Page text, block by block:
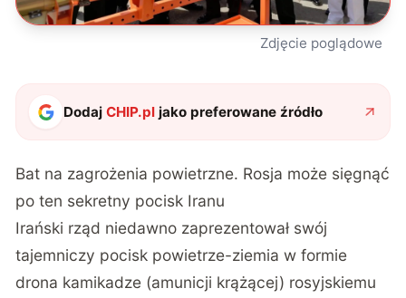
Zdjęcie poglądowe
DodajCHIP.pl jako preferowane źródło
Bat na zagrożenia powietrzne. Rosja może sięgnąć
po ten sekretny pocisk Iranu
Irański rząd niedawno zaprezentował swój
tajemniczy pocisk powietrze-ziemia w formie
drona kamikadze (amunicji krążącej) rosyjskiemu